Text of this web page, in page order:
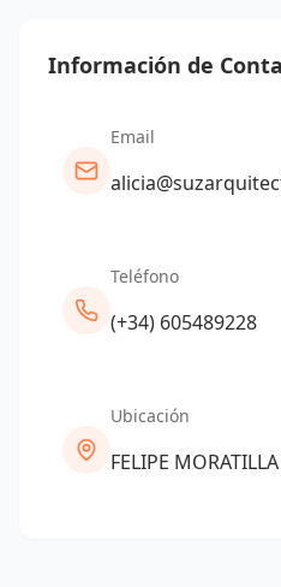
Información de
Email
Teléfono
(+34) 605489228
Ubicación
FELIPE